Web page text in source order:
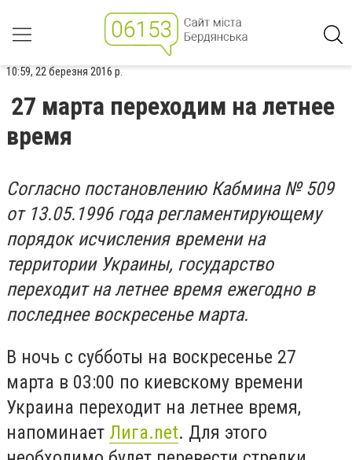
10:59, 22 березня 2016 р.
27 марта переходим на летнее
время
Согласно постановлению Кабмина № 509
от 13.05.1996 года регламентирующему
порядок исчисления времени на
территории Украины, государство
переходит на летнее время ежегодно в
последнее воскресенье марта.
В ночь с субботы на воскресенье 27
марта в 03:00 по киевскому времени
Украина переходит на летнее время,
напоминает Лига.net. Для этого